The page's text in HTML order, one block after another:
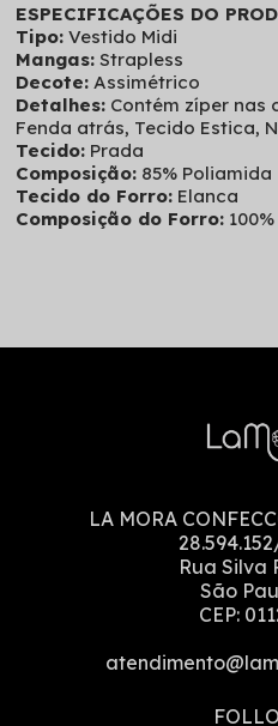
ESPECIFICAÇÕES DO
Tipo: Vestido Midi
Mangas: Strapless
Decote: Assimétrico
Detalhes: Contém zíper nas
Fenda atrás, Tecido Estica,
Tecido: Prada
Composição: 85%
Tecido do Forro: Elanca
Composição do Forro:
LA MORA
Rua Silva
São
CEP: